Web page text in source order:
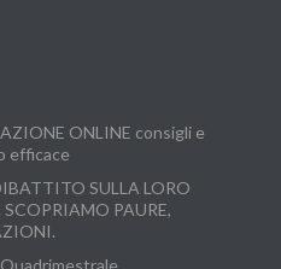
ONLINE consigli e
efficace
SULLA LORO
PAURE,